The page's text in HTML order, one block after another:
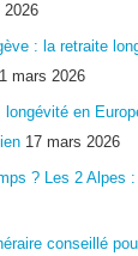
2026
: la retraite
mars 2026
longévité en
17 mars 2026
? Les 2 Alpes
conseillé